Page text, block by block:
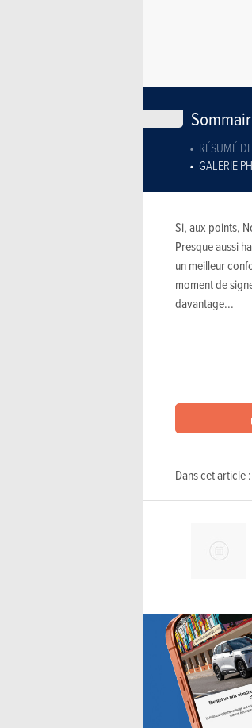
RÉSUMÉ
GALERIE
Si, aux points,
Presque aussi
un meilleur
moment de
davantage...
Dans cet article :